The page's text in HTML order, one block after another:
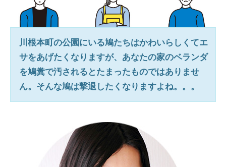
川根本町の公園にいる鳩たちはかわいらしくてエ
サをあげたくなりますが、あなたの家のベランダ
を鳩糞で汚されるとたまったものではありませ
ん。そんな鳩は撃退したくなりますよね。。。